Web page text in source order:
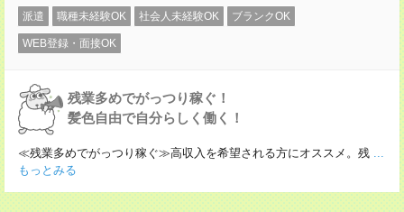
派遣 職種未経験OK 社会人未経験OK ブランクOK
WEB登録・面接OK
残業多めでがっつり稼ぐ！
髪色自由で自分らしく働く！
≪残業多めでがっつり稼ぐ≫高収入を希望される方にオススメ。残 ...
もっとみる